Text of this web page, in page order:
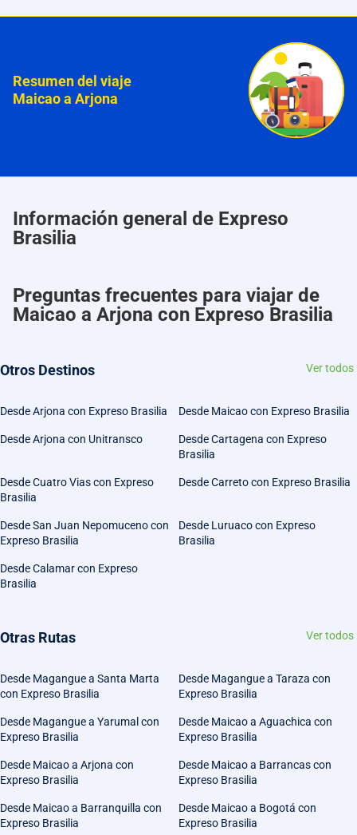
Resumen del viaje
Maicao a Arjona
Información general de Expreso
Brasilia
Preguntas frecuentes para viajar de
Maicao a Arjona con Expreso Brasilia
Otros Destinos Ver todos
Desde Arjona con Expreso Brasilia Desde Maicao con Expreso Brasilia
Desde Arjona con Unitransco
Desde Cartagena con Expreso
Brasilia
Desde Cuatro Vias con Expreso
Brasilia
Desde Carreto con Expreso Brasilia
Desde San Juan Nepomuceno con
Expreso Brasilia
Desde Luruaco con Expreso
Brasilia
Desde Calamar con Expreso
Brasilia
Otras Rutas Ver todos
Desde Magangue a Santa Marta
con Expreso Brasilia
Desde Magangue a Taraza con
Expreso Brasilia
Desde Magangue a Yarumal con
Expreso Brasilia
Desde Maicao a Aguachica con
Expreso Brasilia
Desde Maicao a Arjona con
Expreso Brasilia
Desde Maicao a Barrancas con
Expreso Brasilia
Desde Maicao a Barranquilla con
Expreso Brasilia
Desde Maicao a Bogotá con
Expreso Brasilia